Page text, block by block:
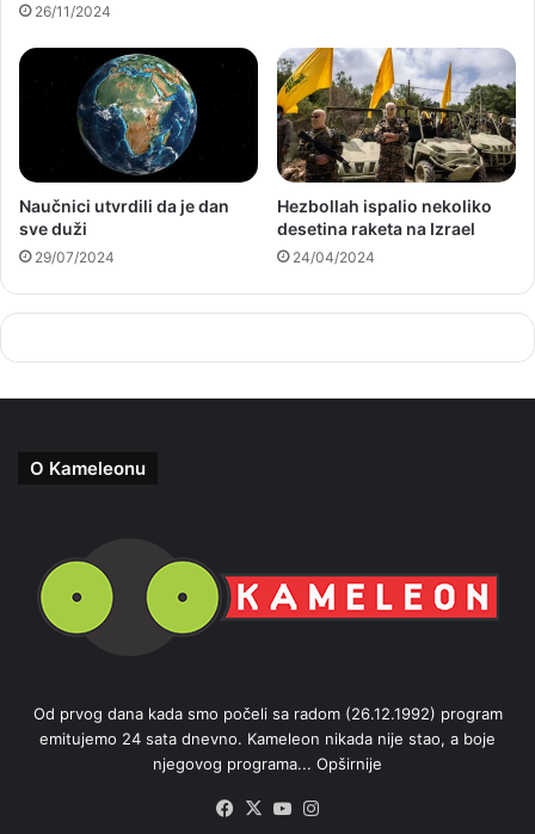
26/11/2024
Naučnici utvrdili da je dan
sve duži
29/07/2024
Hezbollah ispalio nekoliko
desetina raketa na Izrael
24/04/2024
O Kameleonu
Od prvog dana kada smo počeli sa radom (26.12.1992) program
emitujemo 24 sata dnevno. Kameleon nikada nije stao, a boje
njegovog programa... Opširnije
Facebook
X YouTube